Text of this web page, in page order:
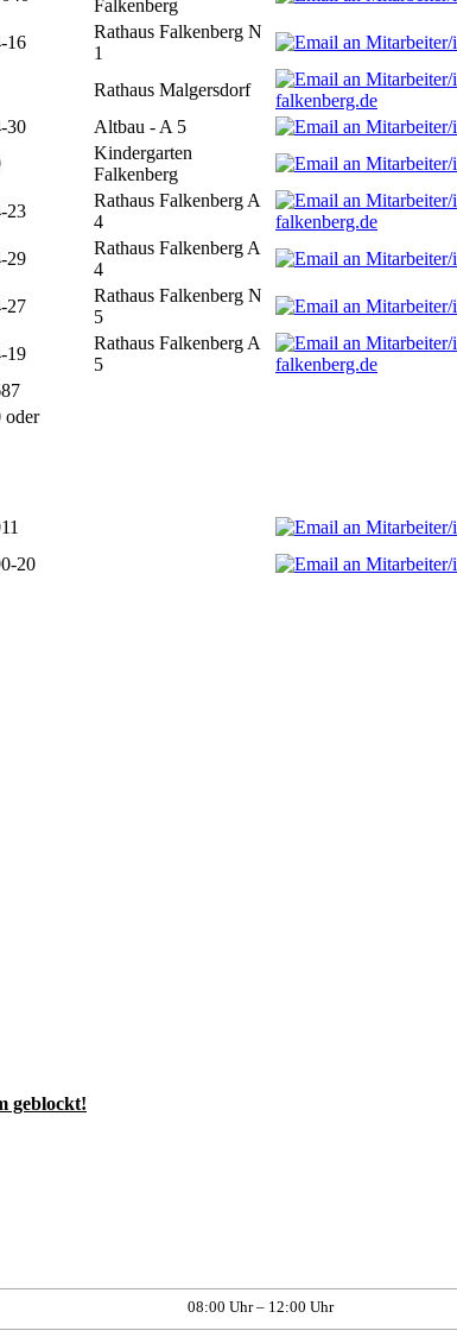
Falkenberg
16
Rathaus Falkenberg N
1
Rathaus Malgersdorf
falkenberg.de
30 Altbau - A 5
Kindergarten
Falkenberg
23
Rathaus Falkenberg A
4
falkenberg.de
29
Rathaus Falkenberg A
4
27
Rathaus Falkenberg N
5
19
Rathaus Falkenberg A
5
falkenberg.de
oder
20
geblockt!
08:00 Uhr – 12:00 Uhr